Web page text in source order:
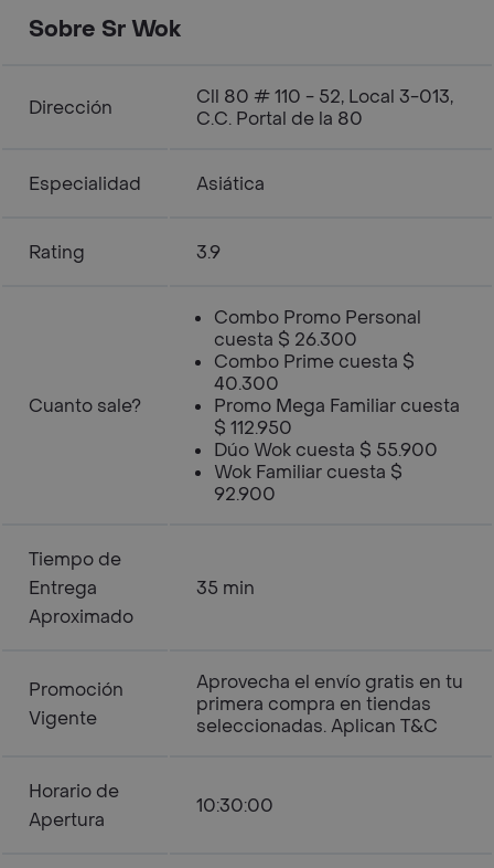
Sobre Sr Wok
Dirección
Cll 80 # 110 - 52, Local 3-013,
C.C. Portal de la 80
Especialidad Asiática
Rating 3.9
Cuanto sale?
Combo Promo Personal
cuesta $ 26.300
Combo Prime cuesta $
40.300
Promo Mega Familiar cuesta
$ 112.950
Dúo Wok cuesta $ 55.900
Wok Familiar cuesta $
92.900
Tiempo de
Entrega
Aproximado
35 min
Promoción
Vigente
Aprovecha el envío gratis en tu
primera compra en tiendas
seleccionadas. Aplican T&C
Horario de
Apertura
10:30:00